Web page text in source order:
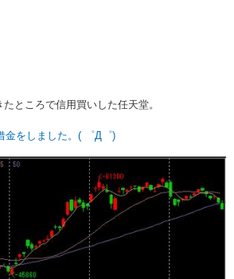
ところで信用買いした任天堂。
金をしました。( ゜Д゜)